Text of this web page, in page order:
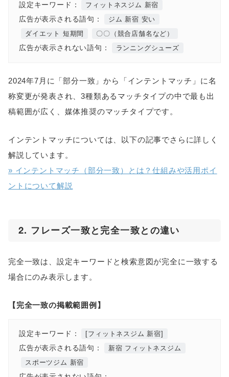
設定キーワード： フィットネスジム 新宿
広告が表示される語句：
ジム 新宿 安い
ダイエット 短期間
〇〇（競合店舗名など）
広告が表示されない語句： ランニングシューズ
2024年7月に「部分一致」から「インテントマッチ」に名
称変更が発表され、3種類あるマッチタイプの中で最も出
稿範囲が広く、媒体推奨のマッチタイプです。
インテントマッチについては、以下の記事でさらに詳しく
解説しています。
» インテントマッチ（部分一致）とは？仕組みや活用ポイ
ントについて解説
2. フレーズ一致と完全一致との違い
完全一致は、設定キーワードと検索意図が完全に一致する
場合にのみ表示します。
【完全一致の掲載範囲例】
設定キーワード： [フィットネスジム 新宿]
広告が表示される語句：
新宿 フィットネスジム
スポーツジム 新宿